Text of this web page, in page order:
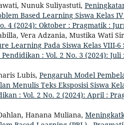
Nunuk Suliyastuti,
Based Learning Siswa Kelas
4 (2024): Oktober : Pragmatik :
Vera Adzania, Mustika Wati
Learning Pada Siswa Kelas VIII-6
: Vol. 2 No. 3 (2024):
Lubis, Pengaruh Model
Menulis Teks Eksposisi Siswa
: Vol. 2 No. 2 (2024): April :
Hanana Muliana,